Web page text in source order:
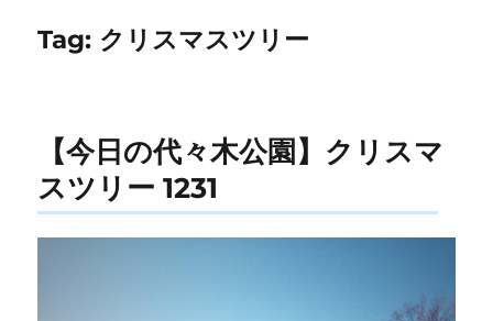
Tag: クリスマスツリー
【今日の代々木公園】クリスマ
スツリー 1231